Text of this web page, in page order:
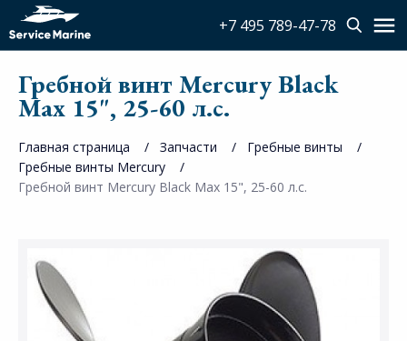
+7 495 789-47-78
Гребной винт Mercury Black
Max 15", 25-60 л.с.
Главная страница Запчасти
Гребные винты
Гребные винты Mercury
Гребной винт Mercury Black Max 15", 25-60 л.с.